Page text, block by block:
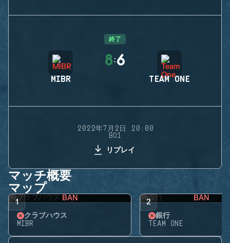
終了
MIBR
8 :6
TEAM ONE
2022年7月2日 20:00
BO1
リプレイ
マッチ概要
マップ
1 BAN
クラブハウス
MIBR
2 BAN
銀行
TEAM ONE